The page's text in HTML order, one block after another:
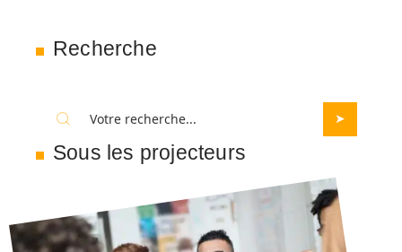
Recherche
Sous les projecteurs